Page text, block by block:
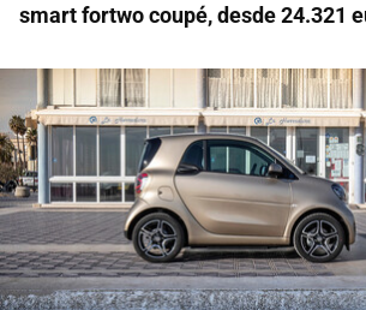
smart fortwo coupé, desde 24.321